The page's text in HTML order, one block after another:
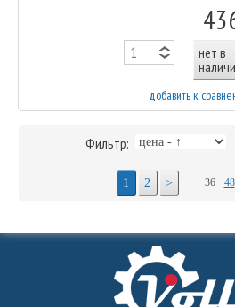
нет в
добавить к
Фильтр:
1 2 > 36 48